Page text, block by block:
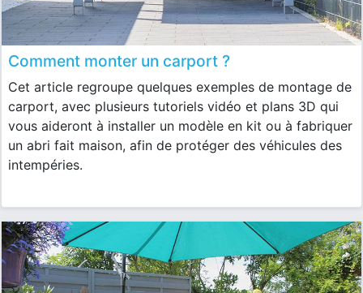
Comment monter un carport ?
Cet article regroupe quelques exemples de montage de
carport, avec plusieurs tutoriels vidéo et plans 3D qui
vous aideront à installer un modèle en kit ou à fabriquer
un abri fait maison, afin de protéger des véhicules des
intempéries.